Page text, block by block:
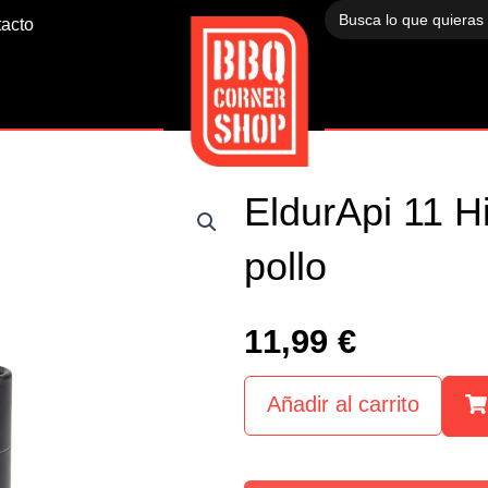
Buscar:
EldurApi 11
pollo
11,99 €
Añadir al carrito